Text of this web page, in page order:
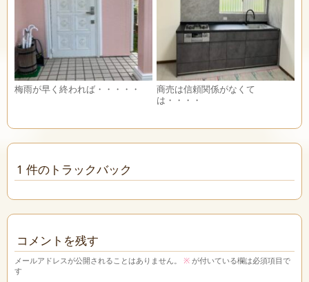
梅雨が早く終われば・・・・・
商売は信頼関係がなくて
は・・・・
1 件のトラックバック
コメントを残す
メールアドレスが公開されることはありません。 ※ が付いている欄は必須項目で
す